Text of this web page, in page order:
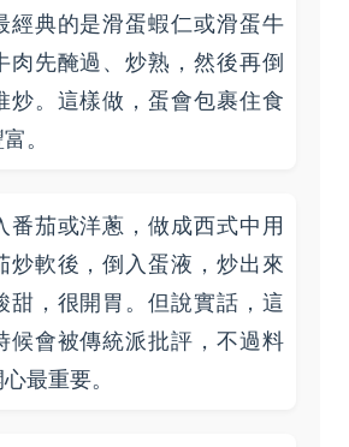
經典的是滑蛋蝦仁或滑蛋牛
肉先醃過、炒熟，然後再倒
炒。這樣做，蛋會包裹住食
。
番茄或洋蔥，做成西式中用
炒軟後，倒入蛋液，炒出來
甜，很開胃。但說實話，這
候會被傳統派批評，不過料
最重要。